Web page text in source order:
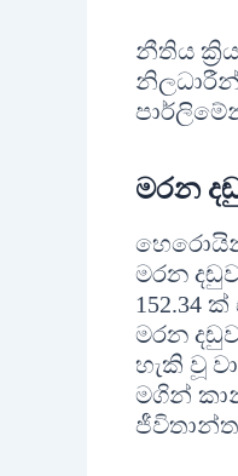
නීතිය
මරන
හෙරොයින්
මරන
152.34
මරන
හැකි වූ
මගින්